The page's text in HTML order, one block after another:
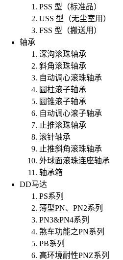
PSS 型（标准品）
USS 型（无尘室用）
FSS 型（搬送用）
轴承
深沟滚珠轴承
斜角滚珠轴承
自动调心滚珠轴承
圆柱滚子轴承
圆锥滚子轴承
自动调心滚子轴承
止推滚珠轴承
滚针轴承
止推斜角滚珠轴承
外球面滚珠连座轴承
轴承箱
DD马达
PS系列
薄型PN、PN2系列
PN3&PN4系列
煞车功能之PN系列
PB系列
高环境耐性PNZ系列